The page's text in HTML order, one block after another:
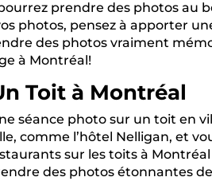
prendre des photos au
photos, pensez à apporter
des photos vraiment
à Montréal!
Toit à Montréal
séance photo sur un toit en
comme l’hôtel Nelligan, et
sur les toits à
des photos étonnantes